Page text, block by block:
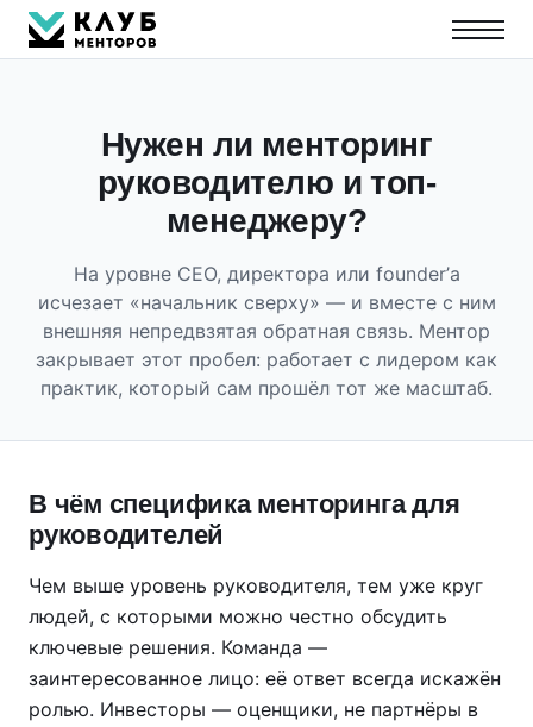
Нужен ли менторинг
руководителю и топ-
менеджеру?
На уровне CEO, директора или founder’а
исчезает «начальник сверху» — и вместе с ним
внешняя непредвзятая обратная связь. Ментор
закрывает этот пробел: работает с лидером как
практик, который сам прошёл тот же масштаб.
В чём специфика менторинга для
руководителей
Чем выше уровень руководителя, тем уже круг
людей, с которыми можно честно обсудить
ключевые решения. Команда —
заинтересованное лицо: её ответ всегда искажён
ролью. Инвесторы — оценщики, не партнёры в